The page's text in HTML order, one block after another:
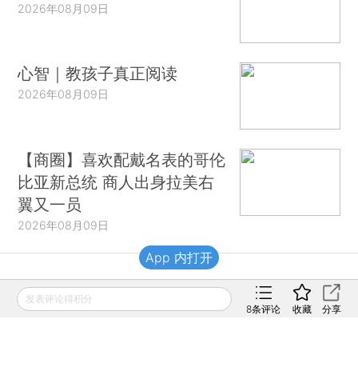
2026年08月09日
心智｜教孩子真正阅读
2026年08月09日
【商圈】喜欢配戴名表的哥伦
比亚新总统 商人出身拉美右
翼又一员
2026年08月09日
财新移动
发表评论得积分
8条评论 收藏 分享
App 内打开